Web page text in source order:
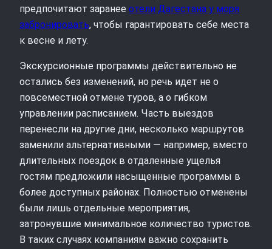
предпочитают заранее отели Дагестана у моря
забронировать, чтобы гарантировать себе места
к весне и лету.
Экскурсионные программы действительно не
остались без изменений, но речь идет не о
повсеместной отмене туров, а о гибком
управлении расписанием. Часть выездов
перенесли на другие дни, несколько маршрутов
заменили альтернативными — например, вместо
длительных поездок в отдаленные ущелья
гостям предложили насыщенные программы в
более доступных районах. Полностью отменены
были лишь отдельные мероприятия,
затронувшие минимальное количество туристов.
В таких случаях компаниям важно сохранить